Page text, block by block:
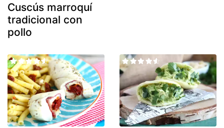
Cuscús marroquí
tradicional con
pollo